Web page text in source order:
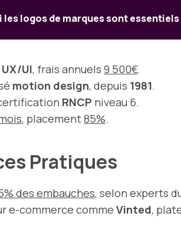
les logos de marques sont
UX/UI, frais annuels 9 500€.
motion design, depuis 1981.
RNCP niveau 6.
, placement85%.
Pratiques
des embauches, selon experts
e-commerce comme Vinted,